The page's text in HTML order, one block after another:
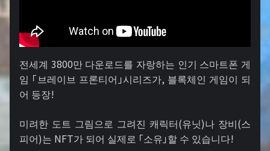
전세계 3800만 다운로드를 자랑하는 인기 스마트폰 게
임 「브레이브 프론티어」시리즈가, 블록체인 게임이 되
어 등장!
미려한 도트 그림으로 그려진 캐릭터(유닛)나 장비(스
피어)는 NFT가 되어 실제로 「소유」할 수 있습니다!